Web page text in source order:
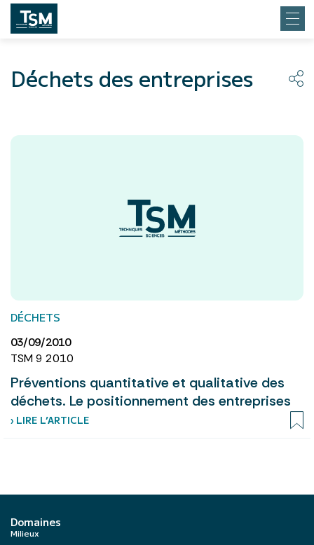
Déchets des entreprises
DÉCHETS
03/09/2010
TSM 9 2010
Préventions quantitative et qualitative des
déchets. Le positionnement des entreprises
› LIRE L’ARTICLE
Domaines
Milieux